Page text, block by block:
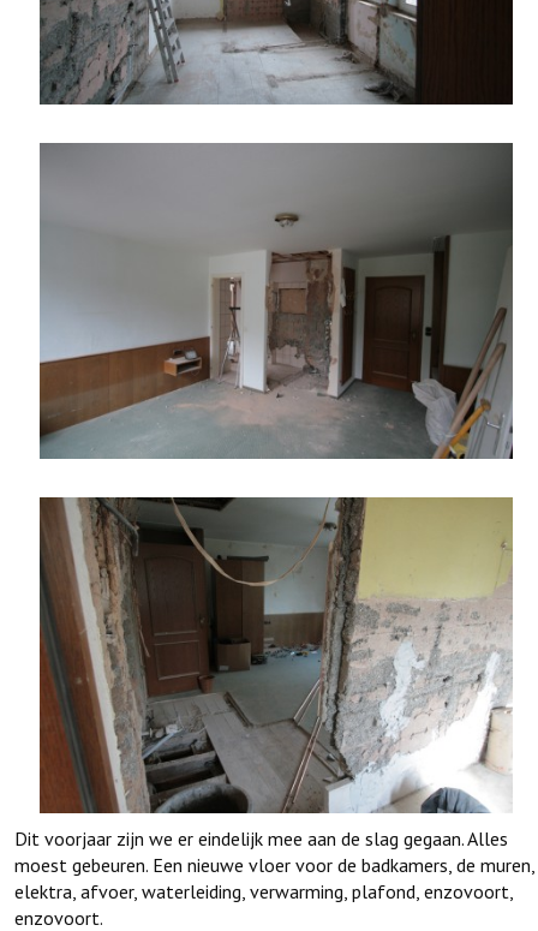
Dit voorjaar zijn we er eindelijk mee aan de slag gegaan. Alles
moest gebeuren. Een nieuwe vloer voor de badkamers, de muren,
elektra, afvoer, waterleiding, verwarming, plafond, enzovoort,
enzovoort.